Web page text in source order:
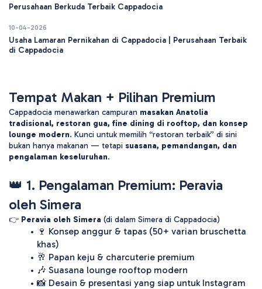
Tempat Makan + Pilihan Premium
Cappadocia menawarkan campuran masakan Anatolia
tradisional, restoran gua, fine dining di rooftop, dan konsep
lounge modern. Kunci untuk memilih “restoran terbaik” di sini
bukan hanya makanan — tetapi suasana, pemandangan, dan
pengalaman keseluruhan.
👑 1. Pengalaman Premium: Peravia
oleh Simera
👉 Peravia oleh Simera (di dalam Simera di Cappadocia)
🍷 Konsep anggur & tapas (50+ varian bruschetta
khas)
🥂 Papan keju & charcuterie premium
🎶 Suasana lounge rooftop modern
📸 Desain & presentasi yang siap untuk Instagram
Perusahaan Berkuda Terbaik Cappadocia
10-04-2026
Usaha Lamaran Pernikahan di Cappadocia | Perusahaan Terbaik
di Cappadocia